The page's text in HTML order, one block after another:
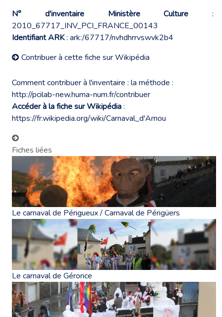
N° d'inventaire Ministère Culture :
2010_67717_INV_PCI_FRANCE_00143
Identifiant ARK: ark:/67717/nvhdhrrvswvk2b4
Contribuer à cette fiche sur Wikipédia
Comment contribuer à l'inventaire : la méthode :
http://pcilab-new.huma-num.fr/contribuer
Accéder à la fiche sur Wikipédia:
https://fr.wikipedia.org/wiki/Carnaval_d'Amou
Fiches liées
Le carnaval de Périgueux / Carnaval de Périgüers
Le carnaval de Géronce